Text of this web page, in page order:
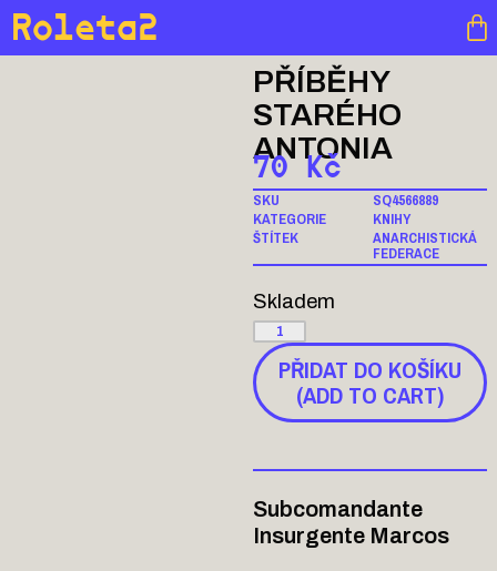
Roleta2
PŘÍBĚHY
STARÉHO
ANTONIA
70 Kč
SKU
SQ4566889
KATEGORIE
KNIHY
ŠTÍTEK
ANARCHISTICKÁ
FEDERACE
Skladem
PŘIDAT DO KOŠÍKU
(ADD TO CART)
Subcomandante
Insurgente Marcos